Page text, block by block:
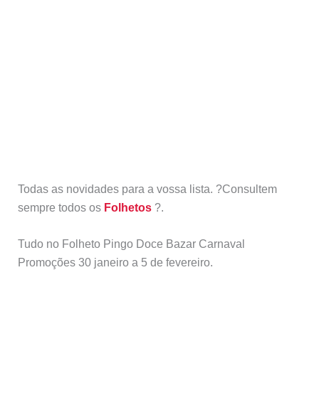
Todas as novidades para a vossa lista. ?Consultem
sempre todos os Folhetos ?.
Tudo no Folheto Pingo Doce Bazar Carnaval
Promoções 30 janeiro a 5 de fevereiro.